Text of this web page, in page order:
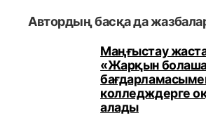
Автордың басқа да
Маңғыстау
«Жарқын
колледждерге
алады